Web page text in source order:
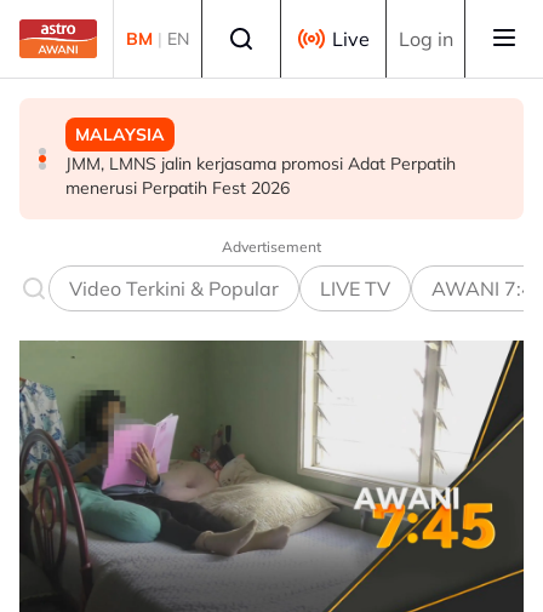
Skip to main content
BM | EN Live Log in
MALAYSIA
JMM, LMNS jalin kerjasama promosi Adat Perpatih
menerusi Perpatih Fest 2026
MALAYSIA
Kos sara hidup antara cabaran utama golongan muda
berkeluarga - Rohani
MALAYSIA
Keselamatan perlu diutamakan sebelum guna teknologi
baharu - Gobind
Advertisement
Video Terkini & Popular LIVE TV AWANI